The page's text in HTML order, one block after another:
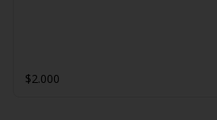
$2.000